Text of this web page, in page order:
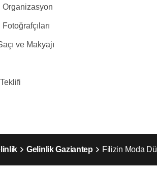
ve Makyajı
Gelinlik Gaziantep Filizin Moda